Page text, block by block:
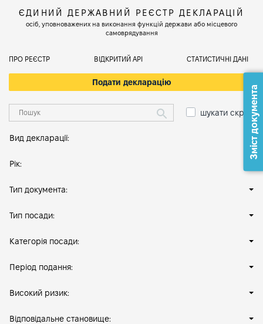
ЄДИНИЙ ДЕРЖАВНИЙ РЕЄСТР ДЕКЛАРАЦІЙ
осіб, уповноважених на виконання функцій держави або місцевого
самоврядування
ПРО РЕЄСТР ВІДКРИТИЙ АРІ СТАТИСТИЧНІ ДАНІ
Подати декларацію
шукати скрізь
Вид декларації:
Рік:
Тип документа:
Тип посади:
Категорія посади:
Період подання:
Високий ризик:
Відповідальне становище:
Зміст документа